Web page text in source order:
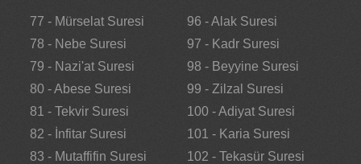
77 - Mürselat Suresi
78 - Nebe Suresi
79 - Nazi'at Suresi
80 - Abese Suresi
81 - Tekvir Suresi
82 - İnfitar Suresi
83 - Mutaffifin Suresi
96 - Alak Suresi
97 - Kadr Suresi
98 - Beyyine Suresi
99 - Zilzal Suresi
100 - Adiyat Suresi
101 - Karia Suresi
102 - Tekasür Suresi